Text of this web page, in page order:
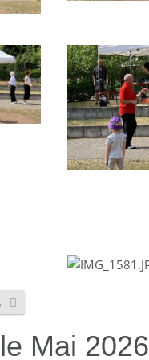
Mai 2026